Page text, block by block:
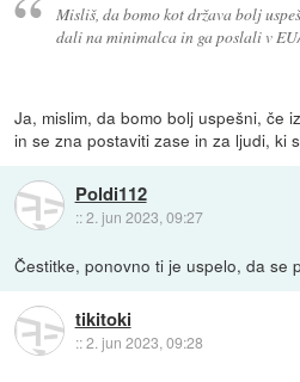
Misliš, da bomo kot država bolj
dali na minimalca in ga poslali v
Ja, mislim, da bomo bolj uspešni, če
in se zna postaviti zase in za ljudi, ki
Poldi112
::2. jun 2023, 09:27
Čestitke, ponovno ti je uspelo, da se
tikitoki
::2. jun 2023, 09:28